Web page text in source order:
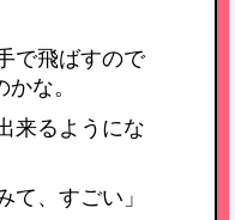
で飛ばすので
な。
来るようにな
て、すごい」